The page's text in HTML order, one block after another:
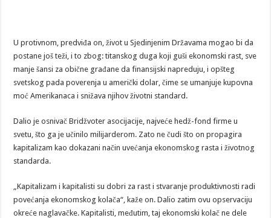
U protivnom, predviđa on, život u Sjedinjenim Državama mogao bi da
postane još teži, i to zbog: titanskog duga koji guši ekonomski rast, sve
manje šansi za obične građane da finansijski napreduju, i opšteg
svetskog pada poverenja u američki dolar, čime se umanjuje kupovna
moć Amerikanaca i snižava njihov životni standard.
Dalio je osnivač Bridžvoter asocijacije, najveće hedž-fond firme u
svetu, što ga je učinilo milijarderom. Zato ne čudi što on propagira
kapitalizam kao dokazani način uvećanja ekonomskog rasta i životnog
standarda.
„Kapitalizam i kapitalisti su dobri za rast i stvaranje produktivnosti radi
povećanja ekonomskog kolača“, kaže on. Dalio zatim ovu opservaciju
okreće naglavačke. Kapitalisti, međutim, taj ekonomski kolač ne dele